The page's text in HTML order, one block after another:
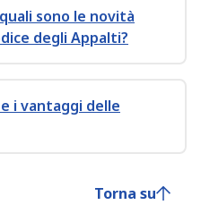
sono le novità
degli Appalti?
i vantaggi delle
Torna su